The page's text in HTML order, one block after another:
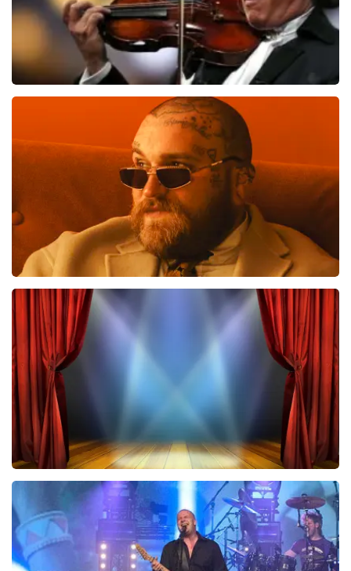
laatste 30 minuten
BESTEL NU
Teddy Swims
433 laatste 30 minuten
BESTEL NU
40 45 De Musical
243laatste 30 minuten
BESTEL NU